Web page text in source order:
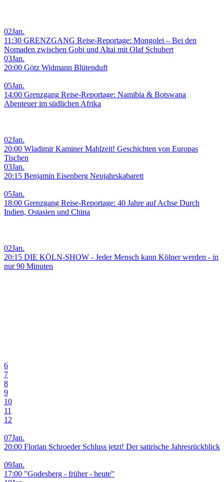
02Jan.
11:30 GRENZGANG Reise-Reportage: Mongolei – Bei den
Nomaden zwischen Gobi und Altai mit Olaf Schubert
03Jan.
20:00 Götz Widmann Blütenduft
05Jan.
14:00 Grenzgang Reise-Reportage: Namibia & Botswana
Abenteuer im südlichen Afrika
02Jan.
20:00 Wladimir Kaminer Mahlzeit! Geschichten von Europas
Tischen
03Jan.
20:15 Benjamin Eisenberg Neujahrskabarett
05Jan.
18:00 Grenzgang Reise-Reportage: 40 Jahre auf Achse Durch
Indien, Ostasien und China
02Jan.
20:15 DIE KÖLN-SHOW - Jeder Mensch kann Kölner werden - in
nur 90 Minuten
6
7
8
9
10
11
12
07Jan.
20:00 Florian Schroeder Schluss jetzt! Der satirische Jahresrückblick
09Jan.
17:00 "Godesberg - früher - heute"